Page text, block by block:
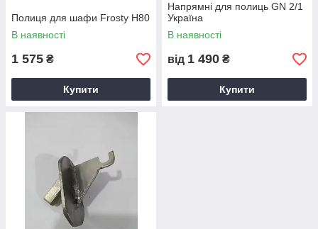
Полиця для шафи Frosty H80
В наявності
1 575 ₴
Купити
Напрямні для полиць GN 2/1
Україна
В наявності
від 1 490 ₴
Купити